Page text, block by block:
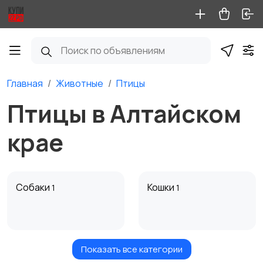
Главная Животные Птицы
Птицы в Алтайском
крае
Собаки 1 Кошки 1
Грызуны 1
Показать все категории